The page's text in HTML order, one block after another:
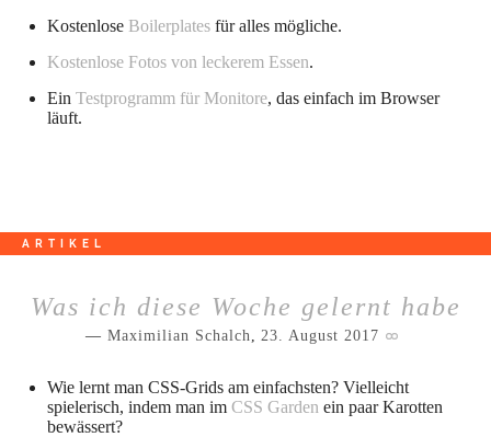
Kostenlose Boilerplates für alles mögliche.
Kostenlose Fotos von leckerem Essen.
Ein Testprogramm für Monitore, das einfach im Browser
läuft.
ARTIKEL
Was ich diese Woche gelernt habe
Maximilian Schalch, 23. August 2017
Wie lernt man CSS-Grids am einfachsten? Vielleicht
spielerisch, indem man im CSS Garden ein paar Karotten
bewässert?